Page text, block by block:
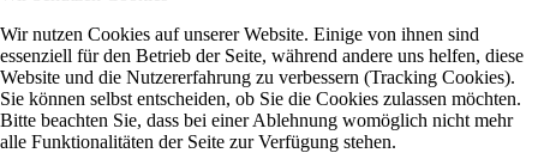
Wir nutzen Cookies auf unserer Website. Einige von ihnen sind
essenziell für den Betrieb der Seite, während andere uns helfen, diese
Website und die Nutzererfahrung zu verbessern (Tracking Cookies).
Sie können selbst entscheiden, ob Sie die Cookies zulassen möchten.
Bitte beachten Sie, dass bei einer Ablehnung womöglich nicht mehr
alle Funktionalitäten der Seite zur Verfügung stehen.